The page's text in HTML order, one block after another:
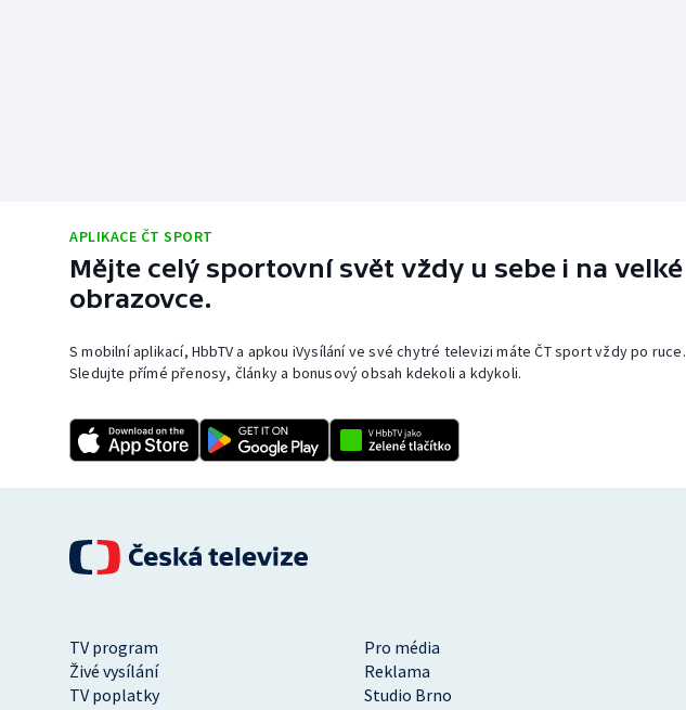
APLIKACE ČT SPORT
Mějte celý sportovní svět vždy u sebe i na velké
obrazovce.
S mobilní aplikací, HbbTV a apkou iVysílání ve své chytré televizi máte ČT sport vždy po ruce.
Sledujte přímé přenosy, články a bonusový obsah kdekoli a kdykoli.
TV program
Pro média
Živé vysílání
Reklama
TV poplatky
Studio Brno